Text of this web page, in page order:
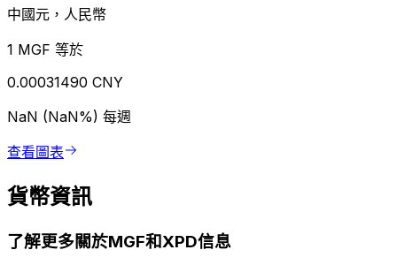
中國元，人民幣
1 MGF 等於
0.00031490 CNY
NaN (NaN%) 每週
查看圖表
貨幣資訊
了解更多關於MGF和XPD信息